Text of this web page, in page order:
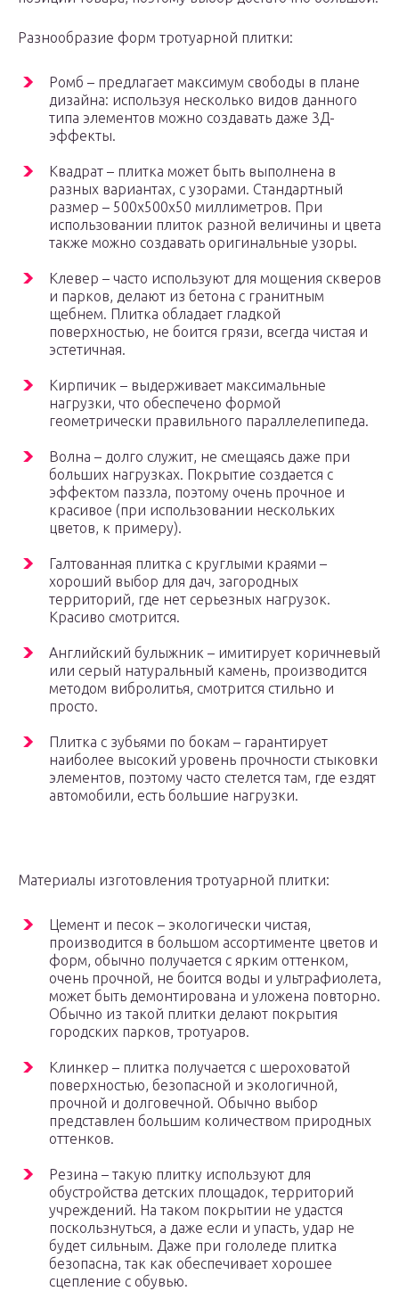
Разнообразие форм тротуарной плитки:
Ромб – предлагает максимум свободы в плане
дизайна: используя несколько видов данного
типа элементов можно создавать даже 3Д-
эффекты.
Квадрат – плитка может быть выполнена в
разных вариантах, с узорами. Стандартный
размер – 500х500х50 миллиметров. При
использовании плиток разной величины и цвета
также можно создавать оригинальные узоры.
Клевер – часто используют для мощения скверов
и парков, делают из бетона с гранитным
щебнем. Плитка обладает гладкой
поверхностью, не боится грязи, всегда чистая и
эстетичная.
Кирпичик – выдерживает максимальные
нагрузки, что обеспечено формой
геометрически правильного параллелепипеда.
Волна – долго служит, не смещаясь даже при
больших нагрузках. Покрытие создается с
эффектом паззла, поэтому очень прочное и
красивое (при использовании нескольких
цветов, к примеру).
Галтованная плитка с круглыми краями –
хороший выбор для дач, загородных
территорий, где нет серьезных нагрузок.
Красиво смотрится.
Английский булыжник – имитирует коричневый
или серый натуральный камень, производится
методом вибролитья, смотрится стильно и
просто.
Плитка с зубьями по бокам – гарантирует
наиболее высокий уровень прочности стыковки
элементов, поэтому часто стелется там, где ездят
автомобили, есть большие нагрузки.
Материалы изготовления тротуарной плитки:
Цемент и песок – экологически чистая,
производится в большом ассортименте цветов и
форм, обычно получается с ярким оттенком,
очень прочной, не боится воды и ультрафиолета,
может быть демонтирована и уложена повторно.
Обычно из такой плитки делают покрытия
городских парков, тротуаров.
Клинкер – плитка получается с шероховатой
поверхностью, безопасной и экологичной,
прочной и долговечной. Обычно выбор
представлен большим количеством природных
оттенков.
Резина – такую плитку используют для
обустройства детских площадок, территорий
учреждений. На таком покрытии не удастся
поскользнуться, а даже если и упасть, удар не
будет сильным. Даже при гололеде плитка
безопасна, так как обеспечивает хорошее
сцепление с обувью.